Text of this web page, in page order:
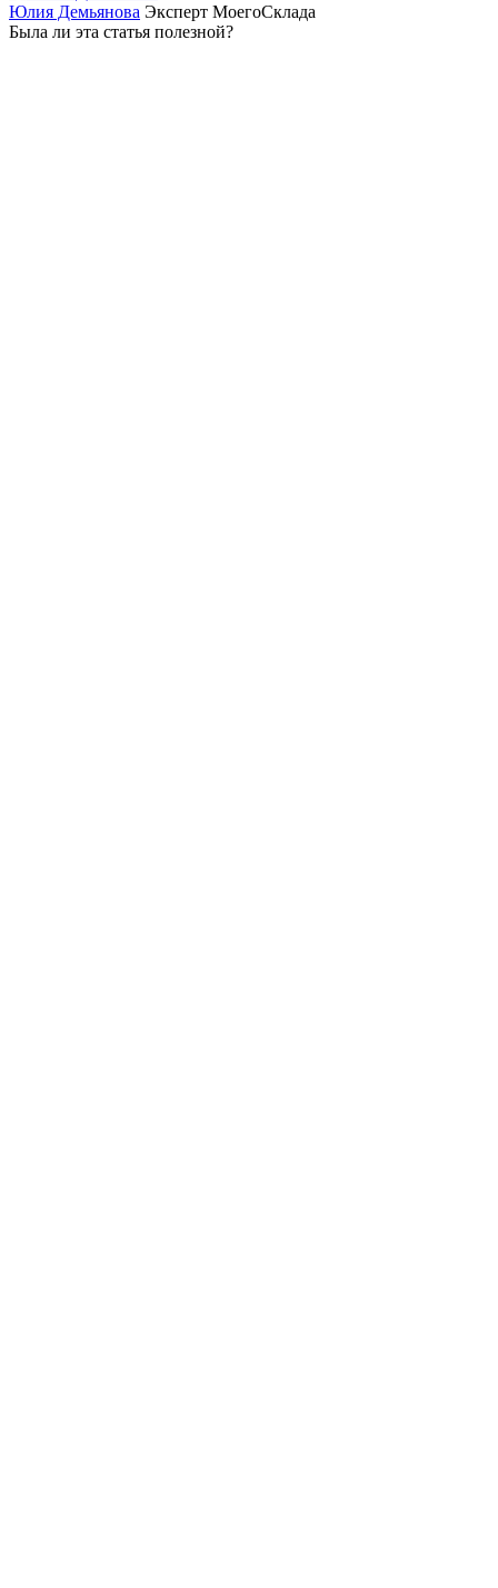
Юлия Демьянова Эксперт МоегоСклада
Была ли эта статья полезной?